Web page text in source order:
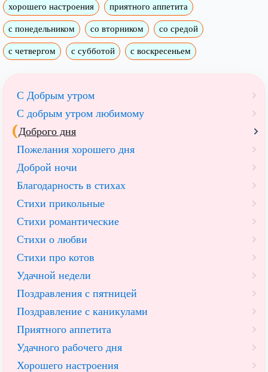
хорошего настроения приятного аппетита
с понедельником со вторником со средой
с четвергом с субботой с воскресеньем
С Добрым утром
C добрым утром любимому
Доброго дня
Пожелания хорошего дня
Доброй ночи
Благодарность в стихах
Стихи прикольные
Стихи романтические
Стихи о любви
Стихи про котов
Удачной недели
Поздравления с пятницей
Поздравление с каникулами
Приятного аппетита
Удачного рабочего дня
Хорошего настроения